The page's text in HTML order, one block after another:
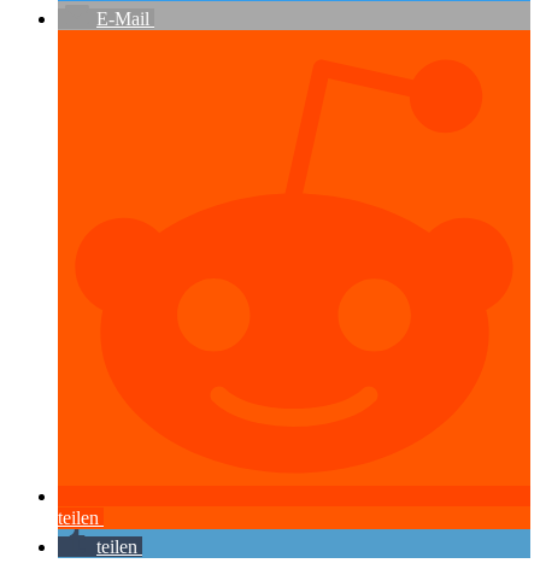
E-Mail
teilen
teilen